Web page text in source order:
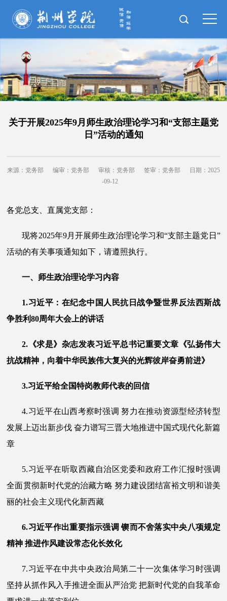
关于开展2025年9月师生政治理论学习和“支部主题党
日”活动的通知
来源：党务部 编审：党务部 审核：党务部 签审：党务部
日期：2025
-09-12
各党总支、直属党支部：
现将2025年9月开展师生政治理论学习和“支部主题党日”
活动的有关事项通知如下，请遵照执行。
一、师生政治理论学习内容
1.习近平：在纪念中国人民抗日战争暨世界反法西斯战
争胜利80周年大会上的讲话
2.《求是》杂志发表习近平总书记重要文章《弘扬伟大
抗战精神，向着中华民族伟大复兴的光辉彼岸奋勇前进》
3.习近平给全国特岗教师代表的回信
4.习近平在山西考察时强调 努力在推动资源型经济转型
发展上迈出新步伐 奋力谱写三晋大地推进中国式现代化新篇
章
5.习近平在听取西藏自治区党委和政府工作汇报时强调
全面贯彻新时代党的治藏方略 努力建设团结富裕文明和谐美
丽的社会主义现代化新西藏
6.习近平作出重要指示强调 锲而不舍落实中央八项规定
精神 推进作风建设常态化长效化
7.习近平在中共中央政治局第二十一次集体学习时强调
坚持从抓作风入手推进全面从严治党 把新时代党的自我革命